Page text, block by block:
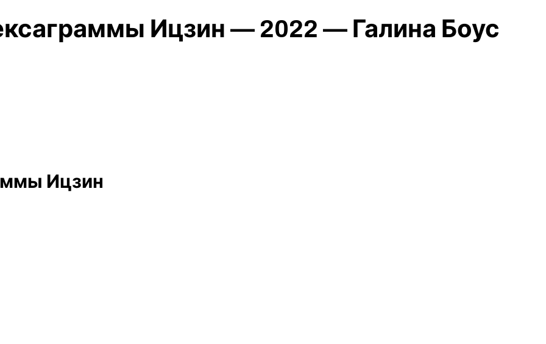
Ицзин — 2022 — Галина Боус
Ицзин